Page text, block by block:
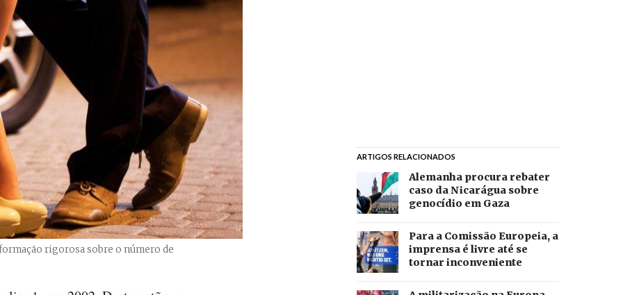
rigorosa sobre o número de
ARTIGOS RELACIONADOS
Alemanha procura rebater
caso da Nicarágua sobre
genocídio em Gaza
Para a Comissão Europeia, a
imprensa é livre até se
tornar inconveniente